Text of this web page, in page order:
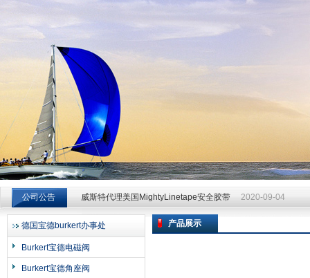
上海申思特自动化设备有限公司
公司公告
威斯特代理美国MightyLinetape安全胶带 2020-09-04
威斯特代理美国MightyLinetape安全胶带 2020-09-04
威斯特代理美国MightyLinetape安全胶带
德国宝德burkert办事处
Burkert宝德电磁阀
Burkert宝德角座阀
产品展示